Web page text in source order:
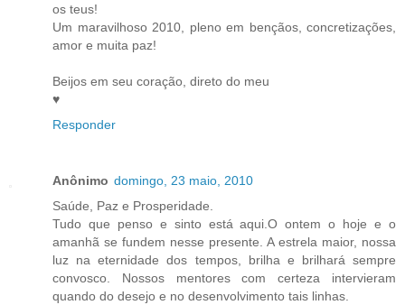
os teus!
Um maravilhoso 2010, pleno em bençãos, concretizações,
amor e muita paz!
Beijos em seu coração, direto do meu
♥
Responder
Anônimo domingo, 23 maio, 2010
Saúde, Paz e Prosperidade.
Tudo que penso e sinto está aqui.O ontem o hoje e o
amanhã se fundem nesse presente. A estrela maior, nossa
luz na eternidade dos tempos, brilha e brilhará sempre
convosco. Nossos mentores com certeza intervieram
quando do desejo e no desenvolvimento tais linhas.